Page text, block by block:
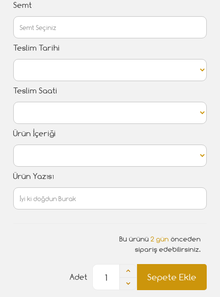
Semt
Teslim Tarihi
Teslim Saati
Ürün İçeriği
Ürün Yazısı
Bu ürünü 2 gün önceden
sipariş edebilirsiniz.
Sepete Ekle
Adet